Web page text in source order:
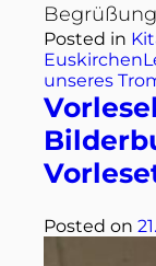
Posted in
Euskirchen
unseres
Posted on